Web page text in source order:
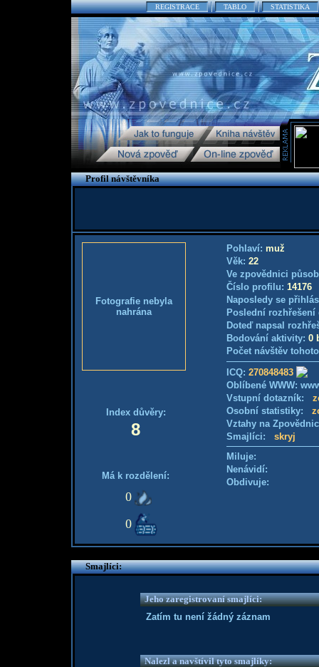
REGISTRACE TABLO STATISTIKA
Profil návštěvníka
Fotografie nebyla
nahrána
Index důvěry:
8
Má k rozdělení:
0
0
Pohlaví: muž
Věk: 22
Ve zpovědnici
Číslo profilu: 14176
Naposledy se
Poslední
Doteď napsal
Bodování aktivity: 0
Počet návštěv
ICQ: 270848483
Oblíbené WWW:
Vstupní dotazník:
Osobní statistiky:
Vztahy na
Smajlíci: skryj
Miluje:
Nenávidí:
Obdivuje:
Smajlíci:
Jeho zaregistrovaní smajlíci:
Zatím tu není žádný záznam
Nalezl a navštívil tyto smajlíky: